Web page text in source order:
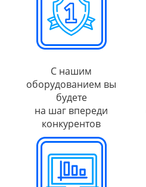
С нашим
оборудованием вы
будете
на шаг впереди
конкурентов